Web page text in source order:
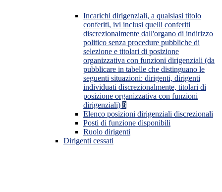
Incarichi dirigenziali, a qualsiasi titolo
conferiti, ivi inclusi quelli conferiti
discrezionalmente dall'organo di indirizzo
politico senza procedure pubbliche di
selezione e titolari di posizione
organizzativa con funzioni dirigenziali (da
pubblicare in tabelle che distinguano le
seguenti situazioni: dirigenti, dirigenti
individuati discrezionalmente, titolari di
posizione organizzativa con funzioni
dirigenziali) 8
Elenco posizioni dirigenziali discrezionali
Posti di funzione disponibili
Ruolo dirigenti
Dirigenti cessati